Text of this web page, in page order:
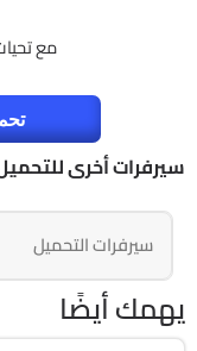
مع
سيرفرات أخرى
سيرفرات التحميل
يهمك أيضًا